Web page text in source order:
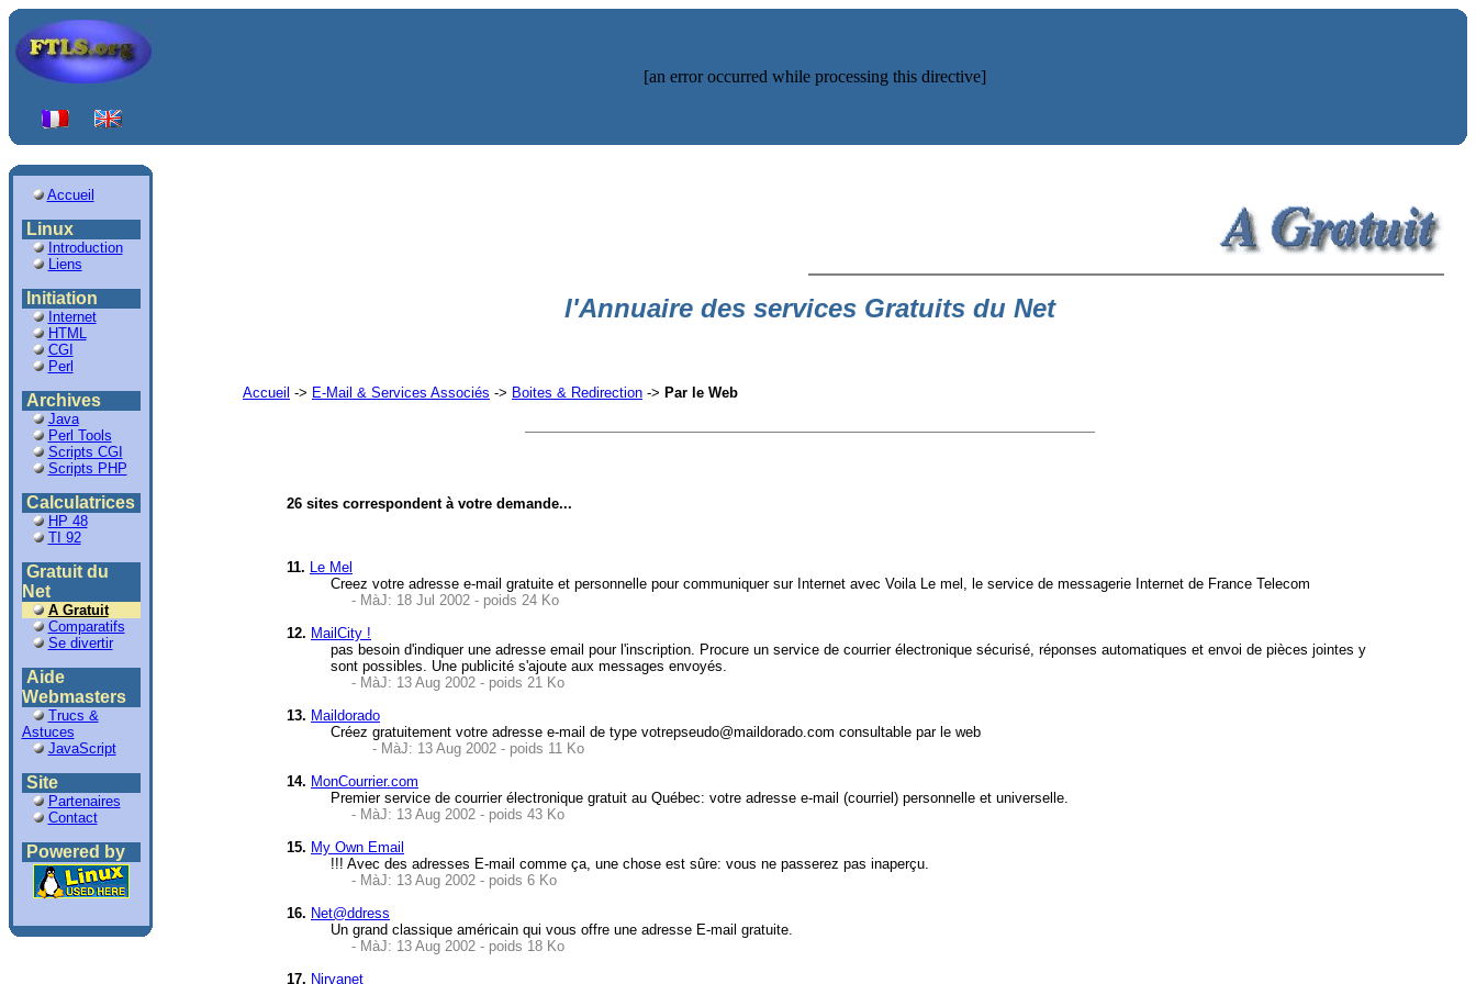
[an error occurred while processing this directive]
Accueil
Linux
Introduction
Liens
Initiation
Internet
HTML
CGI
Perl
Archives
Java
Perl Tools
Scripts CGI
Scripts PHP
Calculatrices
HP 48
TI 92
Gratuit du
Net
A Gratuit
Comparatifs
Se divertir
Aide
Webmasters
Trucs &
Astuces
JavaScript
Site
Partenaires
Contact
Powered by
l'Annuaire des services Gratuits du Net
Accueil -> E-Mail & Services Associés -> Boites & Redirection -> Par le Web
26 sites correspondent à votre demande...
11. Le Mel
Creez votre adresse e-mail gratuite et personnelle pour communiquer sur Internet avec Voila Le mel, le service de messagerie Internet de France Telecom
- MàJ: 18 Jul 2002 - poids 24 Ko
12. MailCity !
pas besoin d'indiquer une adresse email pour l'inscription. Procure un service de courrier électronique sécurisé, réponses automatiques et envoi de pièces jointes y
sont possibles. Une publicité s'ajoute aux messages envoyés.
- MàJ: 13 Aug 2002 - poids 21 Ko
13. Maildorado
Créez gratuitement votre adresse e-mail de type votrepseudo@maildorado.com consultable par le web
- MàJ: 13 Aug 2002 - poids 11 Ko
14. MonCourrier.com
Premier service de courrier électronique gratuit au Québec: votre adresse e-mail (courriel) personnelle et universelle.
- MàJ: 13 Aug 2002 - poids 43 Ko
15. My Own Email
!!! Avec des adresses E-mail comme ça, une chose est sûre: vous ne passerez pas inaperçu.
- MàJ: 13 Aug 2002 - poids 6 Ko
16. Net@ddress
Un grand classique américain qui vous offre une adresse E-mail gratuite.
- MàJ: 13 Aug 2002 - poids 18 Ko
17. Nirvanet